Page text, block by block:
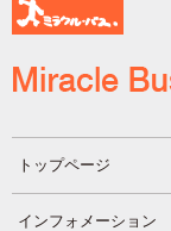
トップページ
インフォメーション